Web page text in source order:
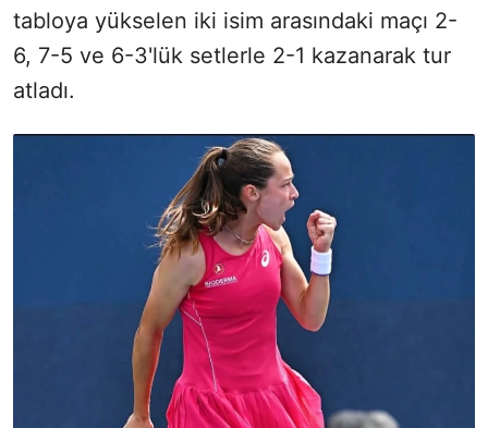
tabloya yükselen iki isim arasındaki maçı 2-
6, 7-5 ve 6-3'lük setlerle 2-1 kazanarak tur
atladı.